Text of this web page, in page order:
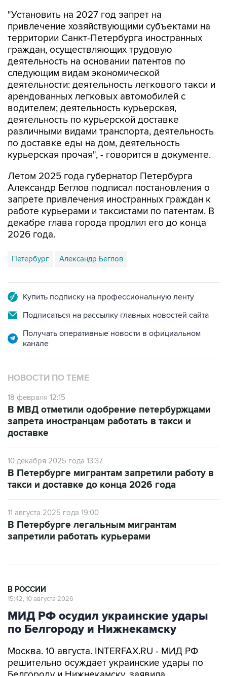
"Установить на 2027 год запрет на
привлечение хозяйствующими субъектами на
территории Санкт-Петербурга иностранных
граждан, осуществляющих трудовую
деятельность на основании патентов по
следующим видам экономической
деятельности: деятельность легкового такси и
арендованных легковых автомобилей с
водителем; деятельность курьерская,
деятельность по курьерской доставке
различными видами транспорта, деятельность
по доставке еды на дом, деятельность
курьерская прочая", - говорится в документе.
Летом 2025 года губернатор Петербурга
Александр Беглов подписал постановления о
запрете привлечения иностранных граждан к
работе курьерами и таксистами по патентам. В
декабре глава города продлил его до конца
2026 года.
Петербург Александр Беглов
Купить подписку на профессиональную ленту
Подписаться на рассылку главных новостей сайта
Получать оперативные новости в официальном
канале
НОВОСТИ ПО ТЕМЕ
18 февраля 12:15
В МВД отметили одобрение петербуржцами
запрета иностранцам работать в такси и
доставке
10 декабря 2025 года 13:37
В Петербурге мигрантам запретили работу в
такси и доставке до конца 2026 года
11 августа 2025 года 19:00
В Петербурге легальным мигрантам
запретили работать курьерами
В РОССИИ
15:42, 10 августа 2026
МИД РФ осудил украинские удары
по Белгороду и Нижнекамску
Москва. 10 августа. INTERFAX.RU - МИД РФ
решительно осуждает украинские удары по